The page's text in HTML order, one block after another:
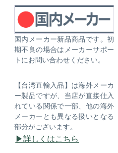
国内メーカー新品商品です。初
期不良の場合はメーカーサポー
トにお問い合わせください。
【台湾直輸入品】は海外メーカ
ー製品ですが、当店が直接仕入
れている関係で一部、他の海外
メーカーとも異なる扱いとなる
部分がございます。
詳しくはこちら